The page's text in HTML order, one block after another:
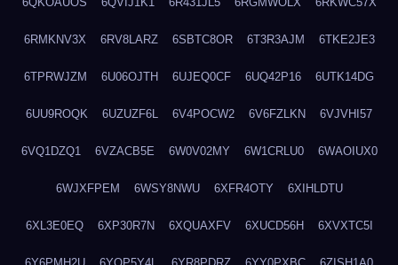
6RMKNV3X 6RV8LARZ 6SBTC8OR 6T3R3AJM 6TKE2JE3
6TPRWJZM 6U06OJTH 6UJEQ0CF 6UQ42P16 6UTK14DG
6UU9ROQK 6UZUZF6L 6V4POCW2 6V6FZLKN 6VJVHI57
6VQ1DZQ1 6VZACB5E 6W0V02MY 6W1CRLU0 6WAOIUX0
6WJXFPEM 6WSY8NWU 6XFR4OTY 6XIHLDTU
6XL3E0EQ 6XP30R7N 6XQUAXFV 6XUCD56H 6XVXTC5I